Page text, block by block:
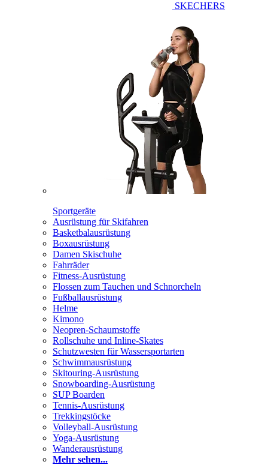
SKECHERS
Sportgeräte
Ausrüstung für Skifahren
Basketbalausrüstung
Boxausrüstung
Damen Skischuhe
Fahrräder
Fitness-Ausrüstung
Flossen zum Tauchen und Schnorcheln
Fußballausrüstung
Helme
Kimono
Neopren-Schaumstoffe
Rollschuhe und Inline-Skates
Schutzwesten für Wassersportarten
Schwimmausrüstung
Skitouring-Ausrüstung
Snowboarding-Ausrüstung
SUP Boarden
Tennis-Ausrüstung
Trekkingstöcke
Volleyball-Ausrüstung
Yoga-Ausrüstung
Wanderausrüstung
Mehr sehen...